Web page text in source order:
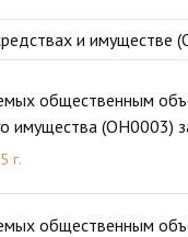
и имуществе
общественным
имущества (ОН0003)
г.
общественным